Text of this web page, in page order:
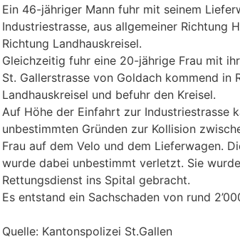
Ein 46-jähriger Mann fuhr mit seinem
Industriestrasse, aus allgemeiner Richtung
Richtung Landhauskreisel.
Gleichzeitig fuhr eine 20-jährige Frau mit
St. Gallerstrasse von Goldach kommend in
Landhauskreisel und befuhr den Kreisel.
Auf Höhe der Einfahrt zur Industriestrasse
unbestimmten Gründen zur Kollision
Frau auf dem Velo und dem Lieferwagen.
wurde dabei unbestimmt verletzt. Sie
Rettungsdienst ins Spital gebracht.
Es entstand ein Sachschaden von rund
Quelle: Kantonspolizei St.Gallen